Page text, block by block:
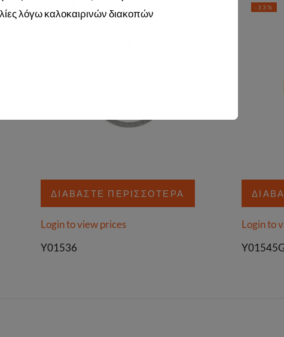
ΔΙΑΒΆΣΤΕ ΠΕΡΙΣΣΌΤΕΡΑ
Login to view prices
Y01536
-33%
Login to
λόγω καλοκαιρινών διακοπών